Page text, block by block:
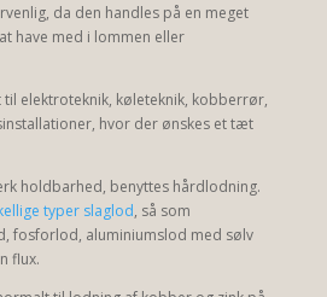
da den handles på en meget
have med i lommen eller
til elektroteknik, køleteknik, kobberrør,
hvor der ønskes et tæt
holdbarhed, benyttes hårdlodning.
typer slaglod, så som
fosforlod, aluminiumslod med sølv
flux.